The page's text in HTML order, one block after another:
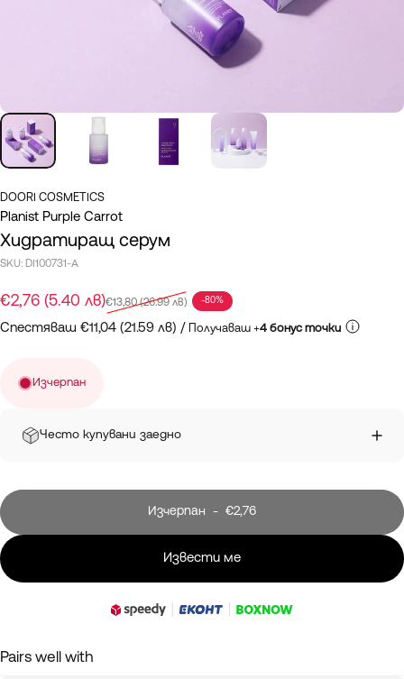
DOORI COSMETICS
Planist Purple Carrot
Хидратиращ серум
SKU: DI100731-A
Промоционална цена
€2,76 (5.40 лв)
Редовна цена €13,80 (26.99 лв) -80%
Спестяваш €11,04 (21.59 лв) / Получаваш +4 бонус точки
Изчерпан
Често купувани заедно
Изчерпан - €2,76
Извести ме
Pairs well with